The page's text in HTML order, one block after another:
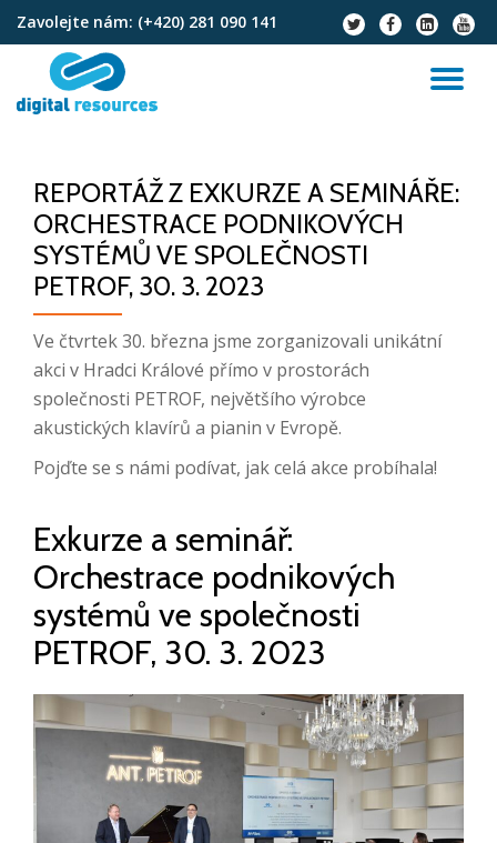
Přeskočit
obsah
Zavolejte nám: (+420) 281 090 141
fa-
twitter
fa-
facebook
fa-
linkedin-
square
fa-
REPORTÁŽ Z EXKURZE A SEMINÁŘE:
ORCHESTRACE PODNIKOVÝCH
SYSTÉMŮ VE SPOLEČNOSTI
PETROF, 30. 3. 2023
Ve čtvrtek 30. března jsme zorganizovali unikátní
akci v Hradci Králové přímo v prostorách
společnosti PETROF, největšího výrobce
akustických klavírů a pianin v Evropě.
Pojďte se s námi podívat, jak celá akce probíhala!
Exkurze a seminář:
Orchestrace podnikových
systémů ve společnosti
PETROF, 30. 3. 2023